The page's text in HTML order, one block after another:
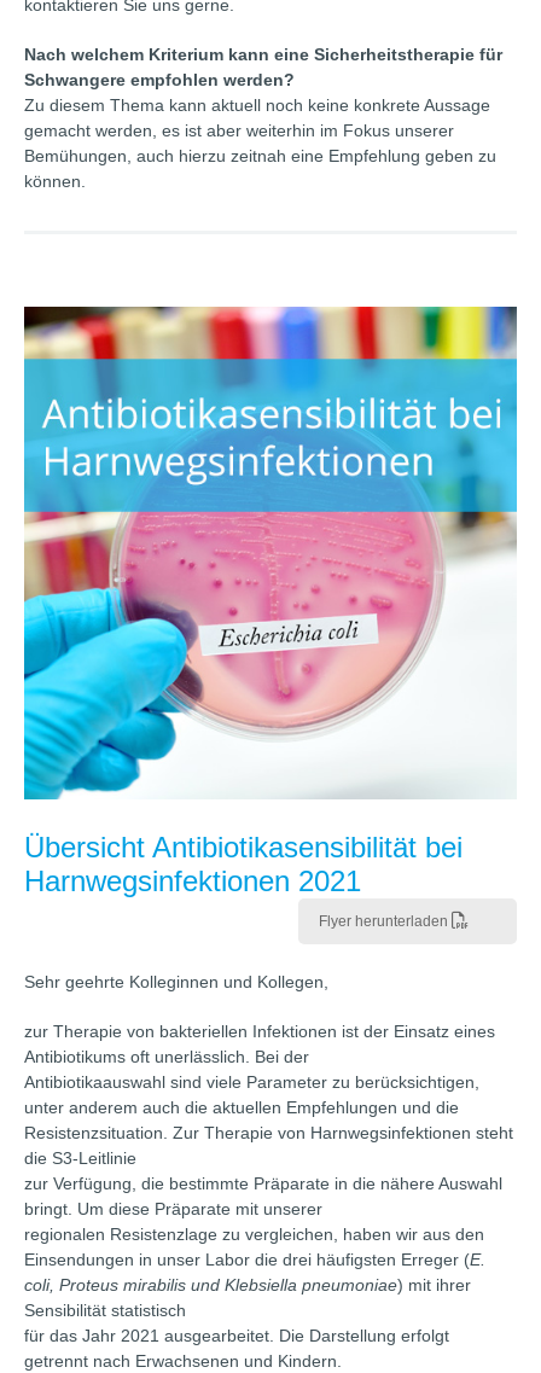
kontaktieren Sie uns gerne.
Nach welchem Kriterium kann eine Sicherheitstherapie für
Schwangere empfohlen werden?
Zu diesem Thema kann aktuell noch keine konkrete Aussage
gemacht werden, es ist aber weiterhin im Fokus unserer
Bemühungen, auch hierzu zeitnah eine Empfehlung geben zu
können.
Übersicht Antibiotikasensibilität bei
Harnwegsinfektionen 2021
Flyer herunterladen
Sehr geehrte Kolleginnen und Kollegen,
zur Therapie von bakteriellen Infektionen ist der Einsatz eines
Antibiotikums oft unerlässlich. Bei der
Antibiotikaauswahl sind viele Parameter zu berücksichtigen,
unter anderem auch die aktuellen Empfehlungen und die
Resistenzsituation. Zur Therapie von Harnwegsinfektionen steht
die S3-Leitlinie
zur Verfügung, die bestimmte Präparate in die nähere Auswahl
bringt. Um diese Präparate mit unserer
regionalen Resistenzlage zu vergleichen, haben wir aus den
Einsendungen in unser Labor die drei häufigsten Erreger (E.
coli, Proteus mirabilis und Klebsiella pneumoniae) mit ihrer
Sensibilität statistisch
für das Jahr 2021 ausgearbeitet. Die Darstellung erfolgt
getrennt nach Erwachsenen und Kindern.